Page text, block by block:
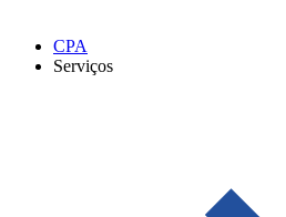
CPA
Serviços